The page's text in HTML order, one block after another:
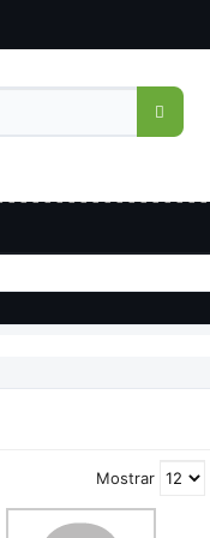
Mostrar